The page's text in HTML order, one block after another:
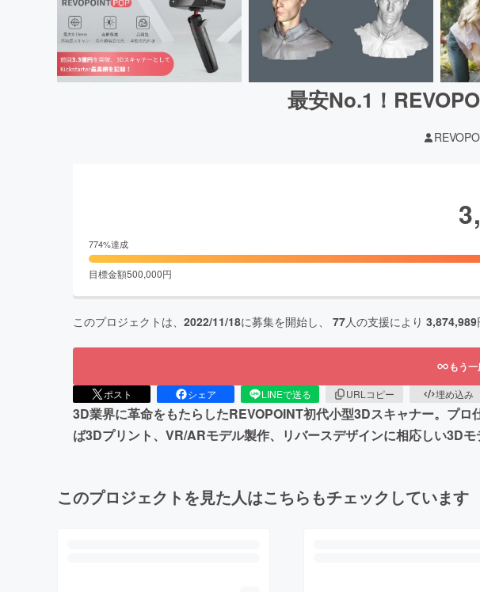
最安No.1！
774%達成
目標金額500,000円
このプロジェクトは、 2022/11/18に募集を開始し、 77人の支援により 3,874,989
もう
ポスト シェア LINEで送る URLコピー 埋め込み
3D業界に革命をもたらしたREVOPOINT初代小型3Dスキャナー。プ
ば3Dプリント、VR/ARモデル製作、リバースデザインに相応しい3D
このプロジェクトを見た人はこちらもチェックしています